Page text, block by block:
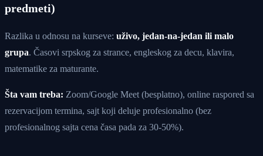
predmeti)
Razlika u odnosu na kurseve: uživo, jedan-na-jedan ili malo
grupa. Časovi srpskog za strance, engleskog za decu, klavira,
matematike za maturante.
Šta vam treba: Zoom/Google Meet (besplatno), online raspored sa
rezervacijom termina, sajt koji deluje profesionalno (bez
profesionalnog sajta cena časa pada za 30-50%).